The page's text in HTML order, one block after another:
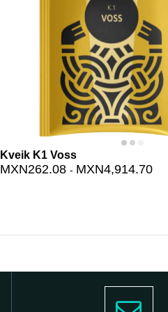
Kveik K1 Voss
MXN262.08- MXN4,914.70